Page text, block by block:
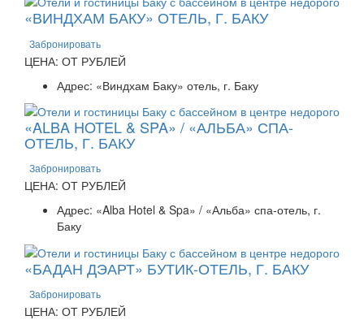
«ВИНДХАМ БАКУ» ОТЕЛЬ, Г. БАКУ
Забронировать
ЦЕНА: ОТ РУБЛЕЙ
Адрес: «Виндхам Баку» отель, г. Баку
«ALBA HOTEL & SPA» / «АЛЬБА» СПА-
ОТЕЛЬ, Г. БАКУ
Забронировать
ЦЕНА: ОТ РУБЛЕЙ
Адрес: «Alba Hotel & Spa» / «Альба» спа-отель, г.
Баку
«БАДАН ДЭАРТ» БУТИК-ОТЕЛЬ, Г. БАКУ
Забронировать
ЦЕНА: ОТ РУБЛЕЙ